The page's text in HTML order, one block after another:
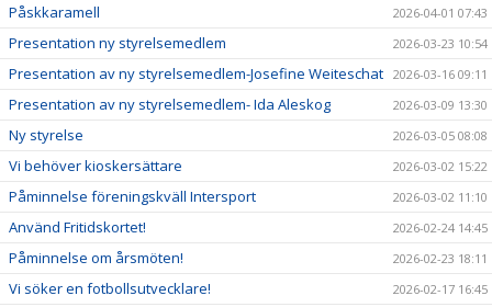
Påskkaramell 2026-04-01 07:43
Presentation ny styrelsemedlem 2026-03-23 10:54
Presentation av ny styrelsemedlem-Josefine Weiteschat 2026-03-16 09:11
Presentation av ny styrelsemedlem- Ida Aleskog 2026-03-09 13:30
Ny styrelse 2026-03-05 08:08
Vi behöver kioskersättare 2026-03-02 15:22
Påminnelse föreningskväll Intersport 2026-03-02 11:10
Använd Fritidskortet! 2026-02-24 14:45
Påminnelse om årsmöten! 2026-02-23 18:11
Vi söker en fotbollsutvecklare! 2026-02-17 16:45